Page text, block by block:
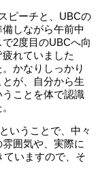
ピーチと、 UBCの
しながら午前中
で2度目のUBCへ向
れていました
かなりしっかり
が、自分から生
ことを体で認識
いうことで、中々
囲気や、実際に
いますので、そ